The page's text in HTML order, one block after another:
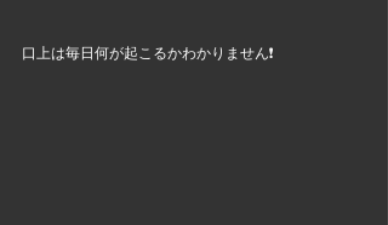
口上は毎日何が起こるかわかりません❗